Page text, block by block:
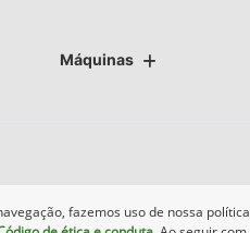
Máquinas
fazemos uso de nossa